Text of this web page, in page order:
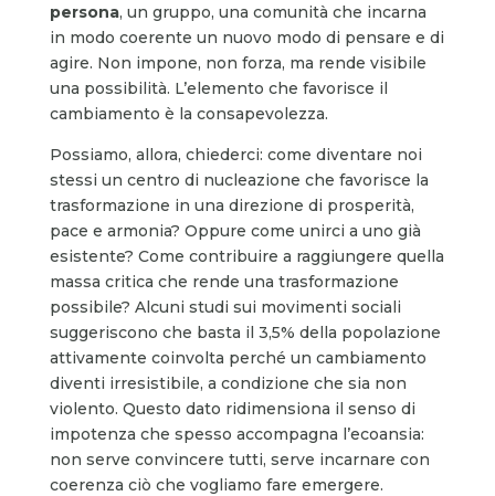
persona, un gruppo, una comunità che incarna
in modo coerente un nuovo modo di pensare e di
agire. Non impone, non forza, ma rende visibile
una possibilità. L’elemento che favorisce il
cambiamento è la consapevolezza.
Possiamo, allora, chiederci: come diventare noi
stessi un centro di nucleazione che favorisce la
trasformazione in una direzione di prosperità,
pace e armonia? Oppure come unirci a uno già
esistente? Come contribuire a raggiungere quella
massa critica che rende una trasformazione
possibile? Alcuni studi sui movimenti sociali
suggeriscono che basta il 3,5% della popolazione
attivamente coinvolta perché un cambiamento
diventi irresistibile, a condizione che sia non
violento. Questo dato ridimensiona il senso di
impotenza che spesso accompagna l’ecoansia:
non serve convincere tutti, serve incarnare con
coerenza ciò che vogliamo fare emergere.